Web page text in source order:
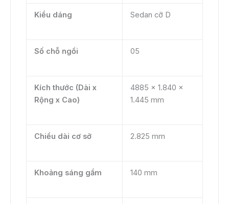
Kiểu dáng Sedan cỡ D
Số chỗ ngồi 05
Kích thước (Dài x
Rộng x Cao)
4885 x 1.840 x
1.445 mm
Chiều dài cơ sở 2.825 mm
Khoảng sáng gầm 140 mm